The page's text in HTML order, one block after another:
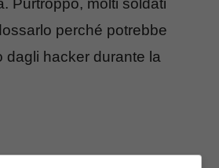
Purtroppo, molti soldati
perché potrebbe
dagli hacker durante la